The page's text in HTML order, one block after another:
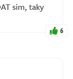
sim, taky
6